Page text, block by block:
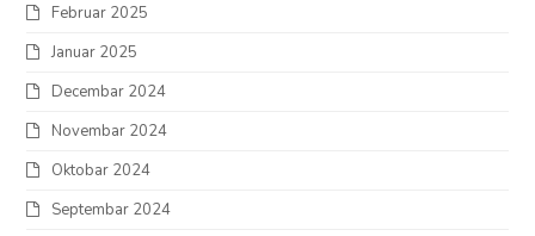
Februar 2025
Januar 2025
Decembar 2024
Novembar 2024
Oktobar 2024
Septembar 2024